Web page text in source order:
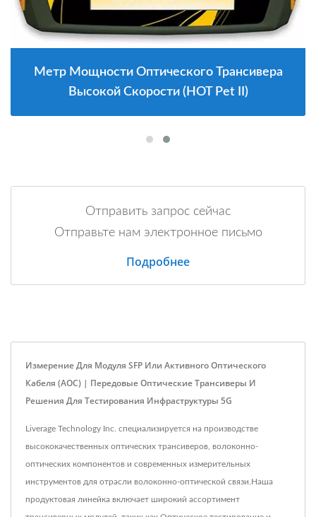
Метр Мощности Оптического Трансивера
Высокой Скорости (HOT Pet II)
Отправить запрос сейчас
Отправьте нам электронное письмо
Подробнее
Измерение Для Модуля SFP Или Активного Оптического
Кабеля (AOC) | Передовые Оптические Трансиверы И
Решения Для Тестирования Инфраструктуры 5G
Liverage Technology Inc. специализируется на производстве
высококачественных оптических трансиверов, волоконно-
оптических компонентов и современных измерительных
инструментов для отрасли волоконно-оптической связи.Наша
продуктовая линейка включает широкий ассортимент